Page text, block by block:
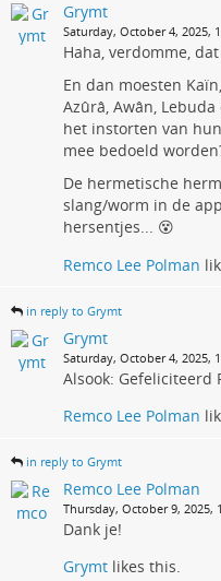
Grymt
Saturday, October 4, 2025,
Haha, verdomme,
En dan moesten
Azûrâ, Awân,
het instorten van
mee bedoeld
De hermetische
slang/worm in de
hersentjes... 😵
Remco Lee Polman
in reply to Grymt
Grymt
Saturday, October 4, 2025,
Alsook: Gefeliciteerd
Remco Lee Polman
in reply to Grymt
Remco Lee Polman
Thursday, October 9, 2025,
Dank je!
Grymt likes this.